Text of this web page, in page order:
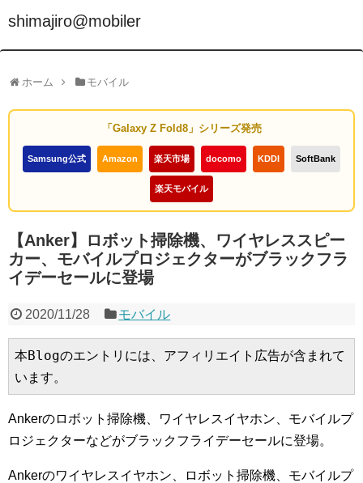
shimajiro@mobiler
ホーム モバイル
「Galaxy Z Fold8」シリーズ発売
Samsung公式 Amazon 楽天市場 docomo KDDI SoftBank
楽天モバイル
【Anker】ロボット掃除機、ワイヤレススピー
カー、モバイルプロジェクターがブラックフラ
イデーセールに登場
2020/11/28 モバイル
本Blogのエントリには、アフィリエイト広告が含まれて
います。
Ankerのロボット掃除機、ワイヤレスイヤホン、モバイルプ
ロジェクターなどがブラックフライデーセールに登場。
Ankerのワイヤレスイヤホン、ロボット掃除機、モバイルプ